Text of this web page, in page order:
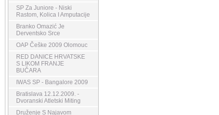
SP Za Juniore - Niski
Rastom, Kolica I Amputacije
Branko Omazić Je
Derventsko Srce
OAP Češke 2009 Olomouc
RED DANICE HRVATSKE
S LIKOM FRANJE
BUČARA
IWAS SP - Bangalore 2009
Bratislava 12.12.2009. -
Dvoranski Atletski Miting
Druženje S Najavom